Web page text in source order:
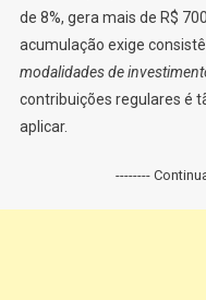
de 8%, gera mais de R$
acumulação exige
modalidades de
contribuições regulares é
aplicar.
--------